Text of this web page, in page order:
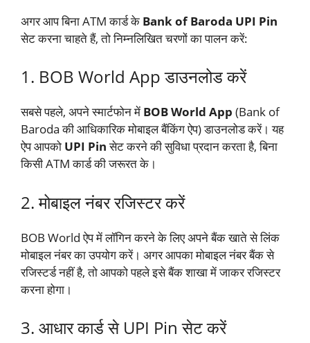
अगर आप बिना ATM कार्ड के Bank of Baroda UPI Pin
सेट करना चाहते हैं, तो निम्नलिखित चरणों का पालन करें:
1. BOB World App डाउनलोड करें
सबसे पहले, अपने स्मार्टफोन में BOB World App (Bank of
Baroda की आधिकारिक मोबाइल बैंकिंग ऐप) डाउनलोड करें। यह
ऐप आपको UPI Pinसेट करने की सुविधा प्रदान करता है, बिना
किसी ATM कार्ड की जरूरत के।
2. मोबाइल नंबर रजिस्टर करें
BOB World ऐप में लॉगिन करने के लिए अपने बैंक खाते से लिंक
मोबाइल नंबर का उपयोग करें। अगर आपका मोबाइल नंबर बैंक से
रजिस्टर्ड नहीं है, तो आपको पहले इसे बैंक शाखा में जाकर रजिस्टर
करना होगा।
3. आधार कार्ड से UPI Pin सेट करें